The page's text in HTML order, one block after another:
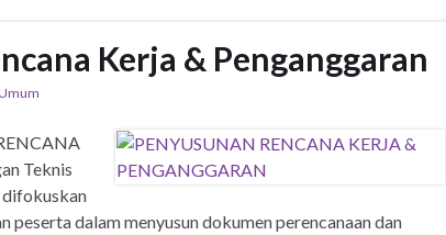
Kerja & Penganggaran
Teknis
difokuskan
peserta dalam menyusun dokumen perencanaan dan